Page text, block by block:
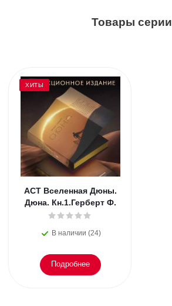
Товары серии
ХИТЫ
АСТ Вселенная Дюны.
Дюна. Кн.1.Герберт Ф.
В наличии (24)
Подробнее